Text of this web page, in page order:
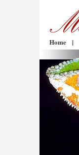
Home |